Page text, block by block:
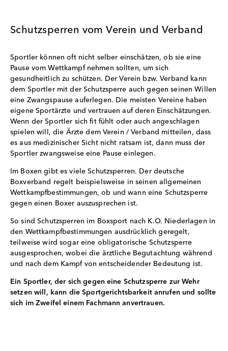
Schutzsperren vom Verein und Verband
Sportler können oft nicht selber einschätzen, ob sie eine
Pause vom Wettkampf nehmen sollten, um sich
gesundheitlich zu schützen. Der Verein bzw. Verband kann
dem Sportler mit der Schutzsperre auch gegen seinen Willen
eine Zwangspause auferlegen. Die meisten Vereine haben
eigene Sportärzte und vertrauen auf deren Einschätzungen.
Wenn der Sportler sich fit fühlt oder auch angeschlagen
spielen will, die Ärzte dem Verein / Verband mitteilen, dass
es aus medizinischer Sicht nicht ratsam ist, dann muss der
Sportler zwangsweise eine Pause einlegen.
Im Boxen gibt es viele Schutzsperren. Der deutsche
Boxverband regelt beispielsweise in seinen allgemeinen
Wettkampfbestimmungen, ob und wann eine Schutzsperre
gegen einen Boxer auszusprechen ist.
So sind Schutzsperren im Boxsport nach K.O. Niederlagen in
den Wettkampfbestimmungen ausdrücklich geregelt,
teilweise wird sogar eine obligatorische Schutzsperre
ausgesprochen, wobei die ärztliche Begutachtung während
und nach dem Kampf von entscheidender Bedeutung ist.
Ein Sportler, der sich gegen eine Schutzsperre zur Wehr
setzen will, kann die Sportgerichtsbarkeit anrufen und sollte
sich im Zweifel einem Fachmann anvertrauen.